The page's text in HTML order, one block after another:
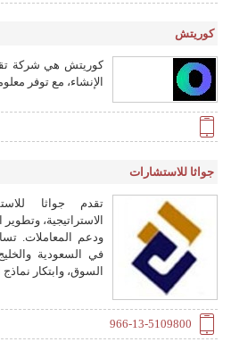
كوريتش
كوريتش هي شركة
الإنشاء، مع توفر
جواثا للاستشارات
تقدم جواثا
الاستراتيجية، وتطوير
ودعم المعاملات.
في السعودية
السوق، وابتكار نماذج
966-13-5109800